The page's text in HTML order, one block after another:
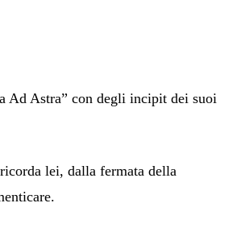
Ad Astra” con degli incipit dei suoi
lei, dalla fermata della